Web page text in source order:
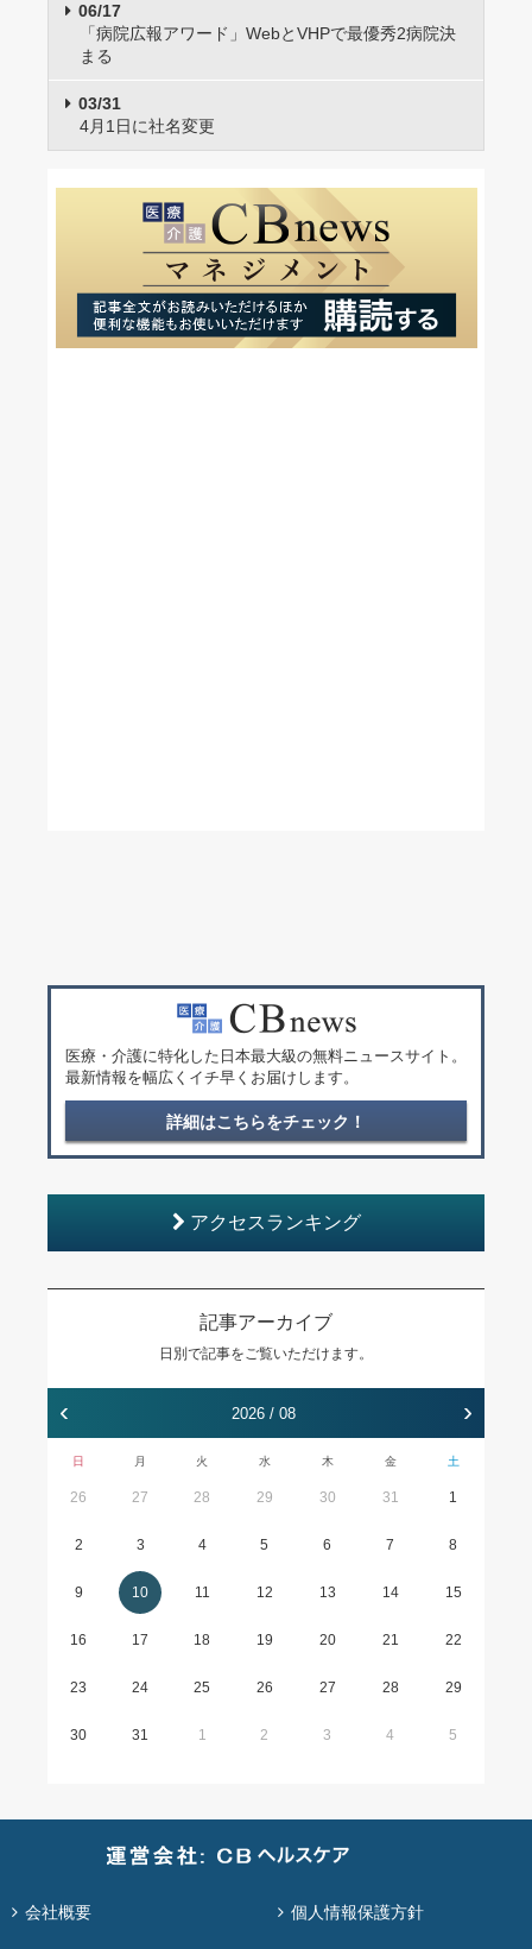
06/17
「病院広報アワード」WebとVHPで最優秀2病院決
まる
03/31
4月1日に社名変更
医療・介護に特化した日本最大級の無料ニュースサイト。
最新情報を幅広くイチ早くお届けします。
詳細はこちらをチェック！
アクセスランキング
記事アーカイブ
日別で記事をご覧いただけます。
‹ 2026 / 08 ›
日 月 火 水 木 金 土
26 27 28 29 30 31 1
2 3 4 5 6 7 8
9 10 11 12 13 14 15
16 17 18 19 20 21 22
23 24 25 26 27 28 29
30 31 1 2 3 4 5
会社概要 個人情報保護方針